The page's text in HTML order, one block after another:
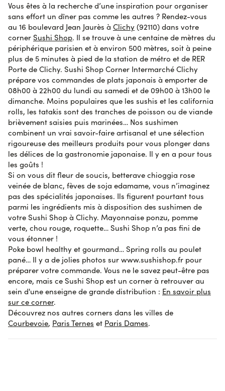
Loading... Loading... Loading...
Loading...
L’heure limite de commande en ligne peut être jusqu’à 30 minutes avant
la fermeture du shop pour permettre sa préparation par nos équipes.
Vous êtes à la recherche d’une inspiration pour organiser
sans effort un dîner pas comme les autres ? Rendez-vous
au 16 boulevard Jean Jaurès à Clichy (92110) dans votre
corner Sushi Shop. Il se trouve à une centaine de mètres du
périphérique parisien et à environ 500 mètres, soit à peine
plus de 5 minutes à pied de la station de métro et de RER
Porte de Clichy. Sushi Shop Corner Intermarché Clichy
prépare vos commandes de plats japonais à emporter de
08h00 à 22h00 du lundi au samedi et de 09h00 à 13h00 le
dimanche. Moins populaires que les sushis et les california
rolls, les tatakis sont des tranches de poisson ou de viande
brièvement saisies puis marinées… Nos sushimen
combinent un vrai savoir-faire artisanal et une sélection
rigoureuse des meilleurs produits pour vous plonger dans
les délices de la gastronomie japonaise. Il y en a pour tous
les goûts !
Si on vous dit fleur de soucis, betterave chioggia rose
veinée de blanc, fèves de soja edamame, vous n’imaginez
pas des spécialités japonaises. Ils figurent pourtant tous
parmi les ingrédients mis à disposition des sushimen de
votre Sushi Shop à Clichy. Mayonnaise ponzu, pomme
verte, chou rouge, roquette… Sushi Shop n’a pas fini de
vous étonner !
Poke bowl healthy et gourmand… Spring rolls au poulet
pané… Il y a de jolies photos sur www.sushishop.fr pour
préparer votre commande. Vous ne le savez peut-être pas
encore, mais ce Sushi Shop est un corner à retrouver au
sein d'une enseigne de grande distribution : En savoir plus
sur ce corner.
Découvrez nos autres corners dans les villes de
Courbevoie, Paris Ternes et Paris Dames.